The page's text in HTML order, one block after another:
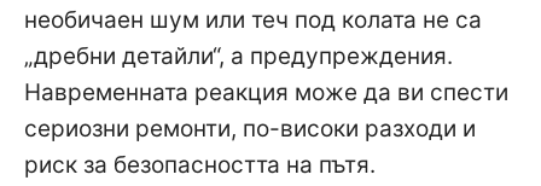
необичаен шум или теч под колата не са
„дребни детайли“, а предупреждения.
Навременната реакция може да ви спести
сериозни ремонти, по-високи разходи и
риск за безопасността на пътя.